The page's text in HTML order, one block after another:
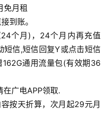
免月租
到账。
个月)，24个月内再充值
短信,短信回复Y或点击短信
通用流量包(有效期36
广电APP领取.
按天折算，次月起29元月